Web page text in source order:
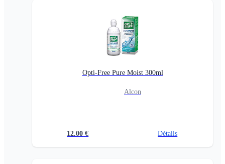
Opti-Free Pure Moist 300ml
Alcon
12.00 € Détails